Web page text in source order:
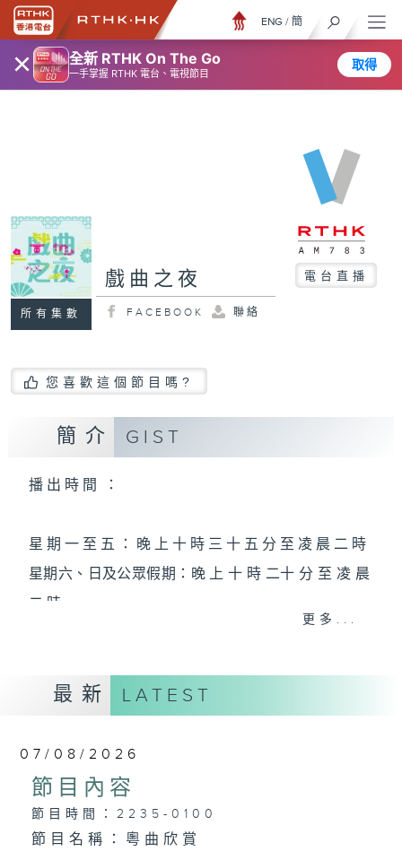
× 全新 RTHK On The Go
一手掌握 RTHK 電台、電視節目
取得
ENG / 簡
所有集數
戲曲之夜 電台直播
FACEBOOK 聯絡
您喜歡這個節目嗎?
簡介 GIST
播 出 時 間 ：
星 期 一 至 五 ： 晚 上 十 時 三 十 五 分 至 凌 晨 二 時
星期六、日及公眾假期：晚 上 十 時 二十 分 至 凌 晨
二 時
黃可柔、馬崇恩、蕭桐、陳婉紅、紅萍、林玉琴、陳
為顧及平日需要上班的聽眾，《戲曲之夜》安排在每
個晚上播放粵曲，以地方語言介紹京劇、潮劇、越劇
等；務求以同一語言介紹同一劇種，望能令廣大聽眾
更多...
最新 LATEST
07/08/2026
節目內容
節目時間：2235-0100
節目名稱：粵曲欣賞